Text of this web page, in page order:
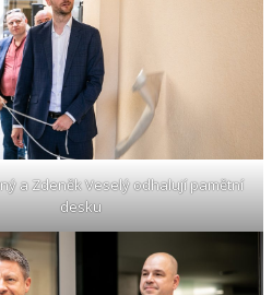
a Zdeněk Veselý odhalují pamětní
desku